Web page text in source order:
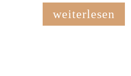
weiterlesen